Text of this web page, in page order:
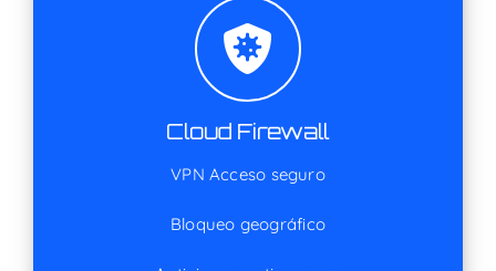
Cloud Firewall
VPN Acceso seguro
Bloqueo geográfico